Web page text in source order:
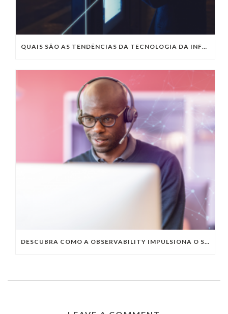
QUAIS SÃO AS TENDÊNCIAS DA TECNOLOGIA DA INFORMAÇÃO PARA 2023?
DESCUBRA COMO A OBSERVABILITY IMPULSIONA O SUCESSO DO SEU NEGÓCIO